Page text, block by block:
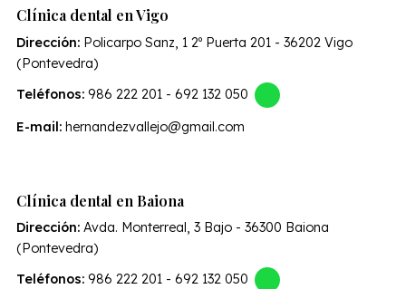
Clínica dental en Vigo
Dirección: Policarpo Sanz, 1 2º Puerta 201 - 36202 Vigo
(Pontevedra)
Teléfonos: 986 222 201- 692 132 050
E-mail: hernandezvallejo@gmail.com
Clínica dental en Baiona
Dirección: Avda. Monterreal, 3 Bajo - 36300 Baiona
(Pontevedra)
Teléfonos: 986 222 201- 692 132 050